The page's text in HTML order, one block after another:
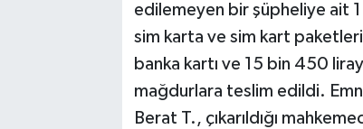
edilemeyen bir şüpheliye ait
sim karta ve sim kart
banka kartı ve 15 bin 450
mağdurlara teslim edildi.
Berat T., çıkarıldığı